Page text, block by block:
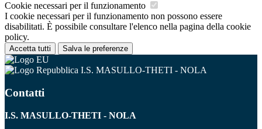
Cookie necessari per il funzionamento
I cookie necessari per il funzionamento non possono essere
disabilitati. È possibile consultare l'elenco nella pagina della cookie
policy.
Accetta tutti Salva le preferenze
I.S. MASULLO-THETI - NOLA
Contatti
I.S. MASULLO-THETI - NOLA